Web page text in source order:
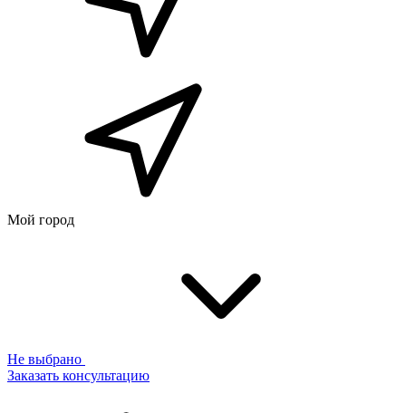
Мой город
Не выбрано
Заказать консультацию